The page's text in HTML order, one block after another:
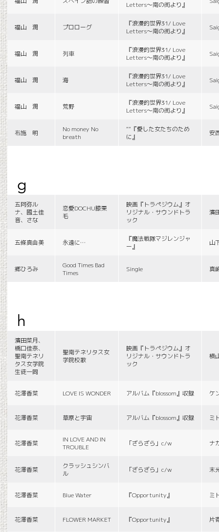
Letters〜南の街より』
福山 潤 プロローグ
『浪漫的世界31/ Love
Letters〜南の街より』
福山 潤 列車
『浪漫的世界31/ Love
Letters〜南の街より』
福山 潤 海
『浪漫的世界31/ Love
Letters〜南の街より』
福山 潤 荒野
『浪漫的世界31/ Love
Letters〜南の街より』
布施 明
No money No
breath
““『愛した女たちのため
に』
安
g
五阿弥ル
ナ、國土佳
音、さな
恋愛DOCHU膝栗
毛
映画『トラペジウム』オ
リジナル・サウンドトラ
ック
濱
五條真由美 永遠に…
『魔法戦隊マジレンジャ
ー』
山
郷ひろみ
Good Times Bad
Times
Single 真
h
濱田菜月、
橋口佳奈、
聖南テネリ
タス女学院
生徒一同
聖南テネリタス女
学院校歌
映画『トラペジウム』オ
リジナル・サウンドトラ
ック
横
花澤香菜 LOVE IS WONDER アルバム『blossom』収録 ケ
花澤香菜 草原と宇宙 アルバム『blossom』収録 ミ
花澤香菜
IN LOVE AND IN
TROUBLE
「ざらざら」c/w ナ
花澤香菜
クラッシュシンバ
ル
「ざらざら」c/w 末
花澤香菜 Blue Water 『Opportunity』 ミ
花澤香菜 FLOWER MARKET 『Opportunity』 片